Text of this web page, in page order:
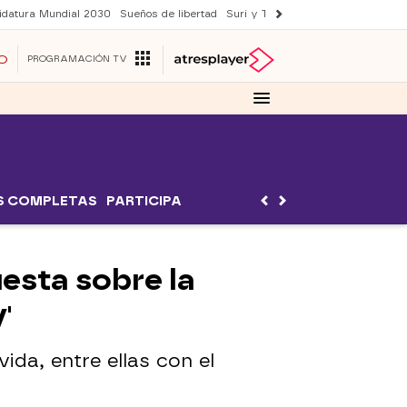
Mundial 2030 Sueños de libertad Suri y Tom Cruise
PROGRAMACIÓN TV
COMPLETAS PARTICIPA
sobre la
entre ellas con el